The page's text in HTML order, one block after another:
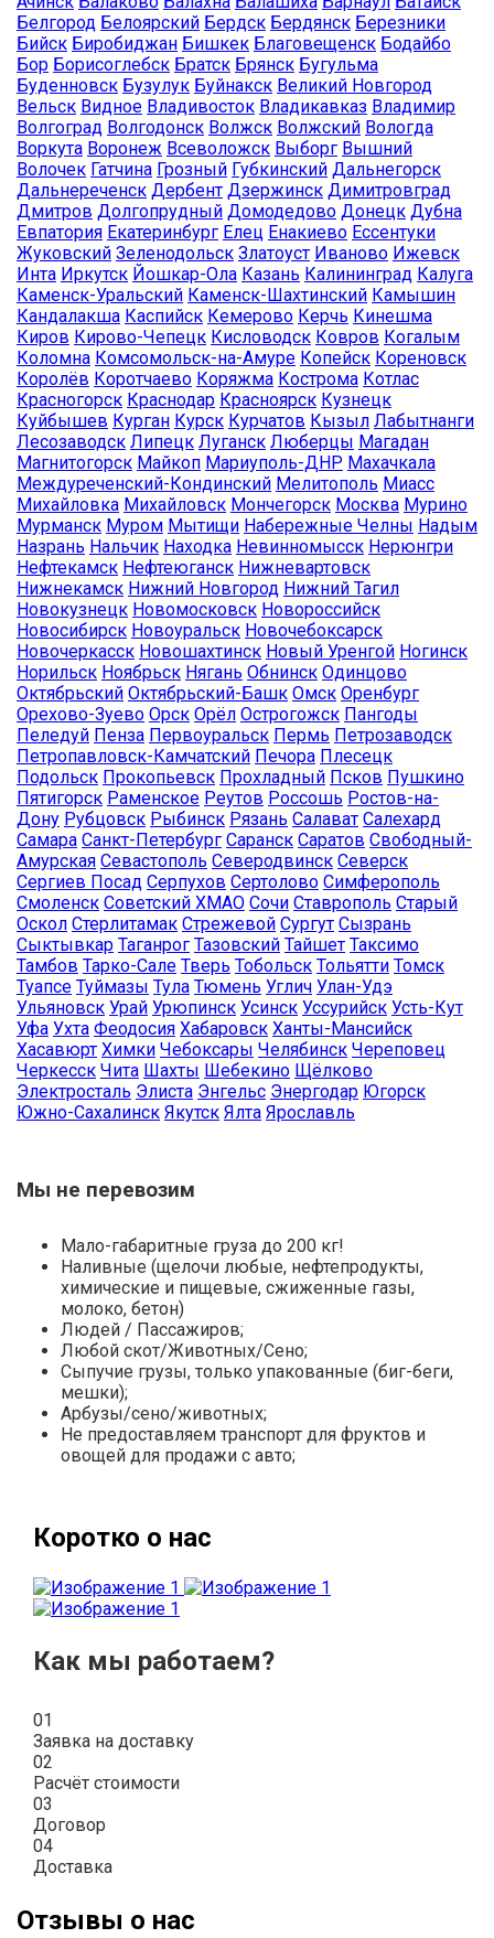
Белгород Белоярский Бердск Бердянск Березники
Бийск Биробиджан Бишкек Благовещенск Бодайбо
Бор Борисоглебск Братск Брянск Бугульма
Буденновск Бузулук Буйнакск Великий Новгород
Вельск Видное Владивосток Владикавказ Владимир
Волгоград Волгодонск Волжск Волжский Вологда
Воркута Воронеж Всеволожск Выборг Вышний
Волочек Гатчина Грозный Губкинский Дальнегорск
Дальнереченск Дербент Дзержинск Димитровград
Дмитров Долгопрудный Домодедово Донецк Дубна
Евпатория Екатеринбург Елец Енакиево Ессентуки
Жуковский Зеленодольск Златоуст Иваново Ижевск
Инта Иркутск Йошкар-Ола Казань Калининград Калуга
Каменск-Уральский Каменск-Шахтинский Камышин
Кандалакша Каспийск Кемерово Керчь Кинешма
Киров Кирово-Чепецк Кисловодск Ковров Когалым
Коломна Комсомольск-на-Амуре Копейск Кореновск
Королёв Коротчаево Коряжма Кострома Котлас
Красногорск Краснодар Красноярск Кузнецк
Куйбышев Курган Курск Курчатов Кызыл Лабытнанги
Лесозаводск Липецк Луганск Люберцы Магадан
Магнитогорск Майкоп Мариуполь-ДНР Махачкала
Междуреченский-Кондинский Мелитополь Миасс
Михайловка Михайловск Мончегорск Москва Мурино
Мурманск Муром Мытищи Набережные Челны Надым
Назрань Нальчик Находка Невинномысск Нерюнгри
Нефтекамск Нефтеюганск Нижневартовск
Нижнекамск Нижний Новгород Нижний Тагил
Новокузнецк Новомосковск Новороссийск
Новосибирск Новоуральск Новочебоксарск
Новочеркасск Новошахтинск Новый Уренгой Ногинск
Норильск Ноябрьск Нягань Обнинск Одинцово
Октябрьский Октябрьский-Башк Омск Оренбург
Орехово-Зуево Орск Орёл Острогожск Пангоды
Пеледуй Пенза Первоуральск Пермь Петрозаводск
Петропавловск-Камчатский Печора Плесецк
Подольск Прокопьевск Прохладный Псков Пушкино
Пятигорск Раменское Реутов Россошь Ростов-на-
Дону Рубцовск Рыбинск Рязань Салават Салехард
Самара Санкт-Петербург Саранск Саратов Свободный-
Амурская Севастополь Северодвинск Северск
Сергиев Посад Серпухов Сертолово Симферополь
Смоленск Советский ХМАО Сочи Ставрополь Старый
Оскол Стерлитамак Стрежевой Сургут Сызрань
Сыктывкар Таганрог Тазовский Тайшет Таксимо
Тамбов Тарко-Сале Тверь Тобольск Тольятти Томск
Туапсе Туймазы Тула Тюмень Углич Улан-Удэ
Ульяновск Урай Урюпинск Усинск Уссурийск Усть-Кут
Уфа Ухта Феодосия Хабаровск Ханты-Мансийск
Хасавюрт Химки Чебоксары Челябинск Череповец
Черкесск Чита Шахты Шебекино Щёлково
Электросталь Элиста Энгельс Энергодар Югорск
Южно-Сахалинск Якутск Ялта Ярославль
Мы не перевозим
Мало-габаритные груза до 200 кг!
Наливные (щелочи любые, нефтепродукты,
химические и пищевые, сжиженные газы,
молоко, бетон)
Людей / Пассажиров;
Любой скот/Животных/Сено;
Сыпучие грузы, только упакованные (биг-беги,
мешки);
Арбузы/сено/животных;
Не предоставляем транспорт для фруктов и
овощей для продажи с авто;
Коротко о нас
Как мы работаем?
01
Заявка на доставку
02
Расчёт стоимости
03
Договор
04
Доставка
Отзывы о нас